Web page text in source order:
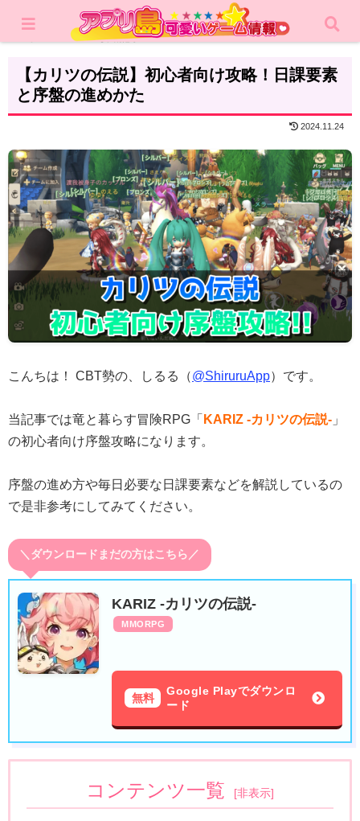
攻略記事
【カリツの伝説】初心者向け攻略！日課要素
と序盤の進めかた
2024.11.24
こんちは！ CBT勢の、しるる（@ShiruruApp）です。
当記事では竜と暮らす冒険RPG「 KARIZ -カリツの伝説- 」
の初心者向け序盤攻略になります。
序盤の進め方や毎日必要な日課要素などを解説しているの
で是非参考にしてみてください。
＼ダウンロードまだの方はこちら／
KARIZ -カリツの伝説-
MMORPG
無料
Google Playでダウンロ
ード
コンテンツ一覧 [非表示]